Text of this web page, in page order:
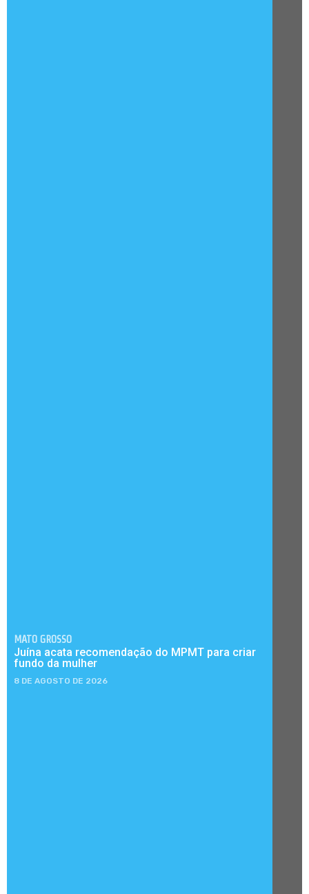
MATO GROSSO
Juína acata recomendação do MPMT para criar
fundo da mulher
8 DE AGOSTO DE 2026